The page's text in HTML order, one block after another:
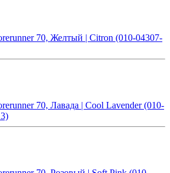
70, Желтый | Citron (010-04307-
70, Лавада | Cool Lavender (010-